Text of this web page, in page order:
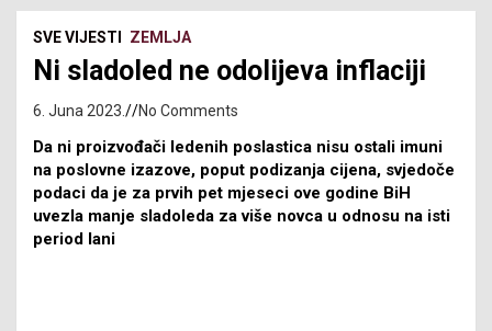
SVE VIJESTI ZEMLJA
Ni sladoled ne odolijeva inflaciji
6. Juna 2023. No Comments
Da ni proizvođači ledenih poslastica nisu ostali imuni
na poslovne izazove, poput podizanja cijena, svjedoče
podaci da je za prvih pet mjeseci ove godine BiH
uvezla manje sladoleda za više novca u odnosu na isti
period lani